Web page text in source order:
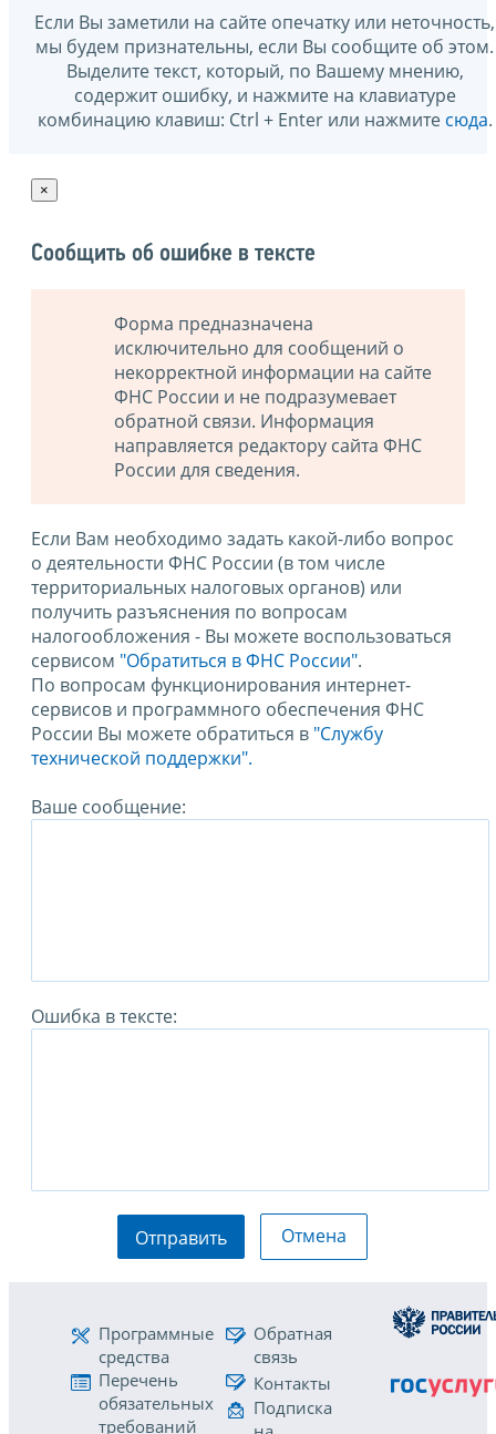
Если Вы заметили на сайте опечатку или неточность,
мы будем признательны, если Вы сообщите об этом.
Выделите текст, который, по Вашему мнению,
содержит ошибку, и нажмите на клавиатуре
комбинацию клавиш: Ctrl + Enter или нажмите сюда.
×
Сообщить об ошибке в тексте
Форма предназначена
исключительно для сообщений о
некорректной информации на сайте
ФНС России и не подразумевает
обратной связи. Информация
направляется редактору сайта ФНС
России для сведения.
Если Вам необходимо задать какой-либо вопрос
о деятельности ФНС России (в том числе
территориальных налоговых органов) или
получить разъяснения по вопросам
налогообложения - Вы можете воспользоваться
сервисом "Обратиться в ФНС России".
По вопросам функционирования интернет-
сервисов и программного обеспечения ФНС
России Вы можете обратиться в "Службу
технической поддержки".
Ваше сообщение:
Ошибка в тексте:
Отправить Отмена
Программные
средства
Перечень
обязательных
требований
Обратная
связь
Контакты
Подписка